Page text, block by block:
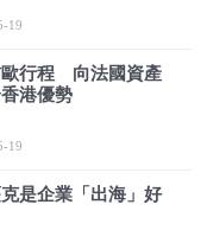
19
歐行程 向法國資產
港優勢
19
是企業「出海」好